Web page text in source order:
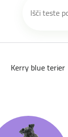
Kerry blue terier